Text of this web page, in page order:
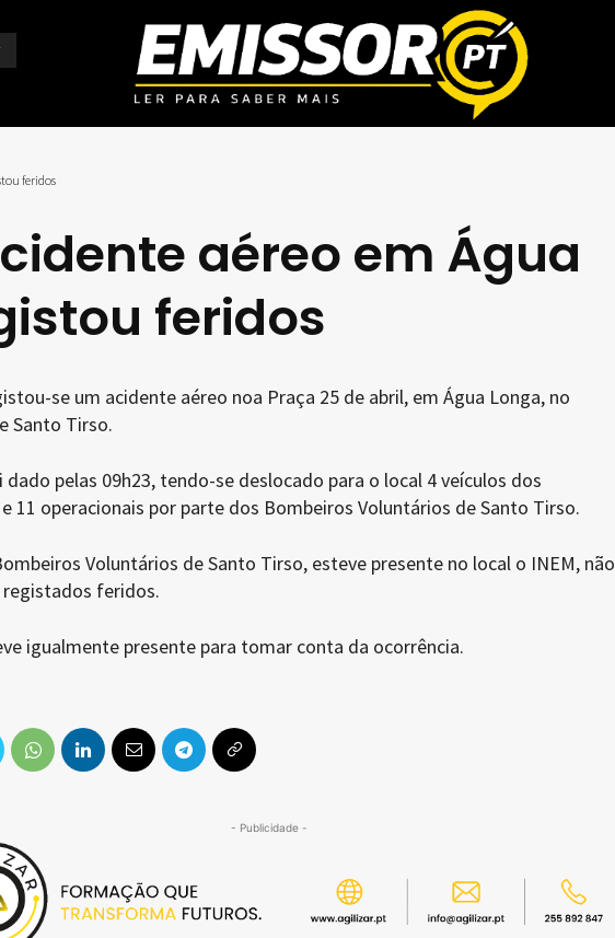
feridos
aéreo em Água
feridos
se um acidente aéreo noa Praça 25 de abril, em Água Longa, no
Santo Tirso.
pelas 09h23, tendo-se deslocado para o local 4 veículos dos
11 operacionais por parte dos Bombeiros Voluntários de Santo Tirso.
Voluntários de Santo Tirso, esteve presente no local o INEM, não
feridos.
igualmente presente para tomar conta da ocorrência.
- Publicidade -